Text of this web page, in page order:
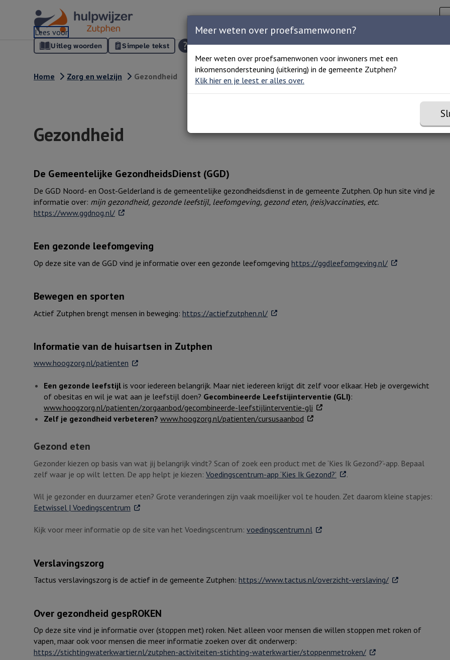
Lees voor
Uitleg woorden Simpele tekst
Zoeken
Home Zorg en welzijn Gezondheid
Gezondheid
De Gemeentelijke GezondheidsDienst (GGD)
De GGD Noord- en Oost-Gelderland is de gemeentelijke gezondheidsdienst in de gemeente Zutphen. Op hun site vind je
informatie over: mijn gezondheid, gezonde leefstijl, leefomgeving, gezond eten, (reis)vaccinaties, etc.
https://www.ggdnog.nl/. Externe link
Een gezonde leefomgeving
Op deze site van de GGD vind je informatie over een gezonde leefomgeving https://ggdleefomgeving.nl/. Externe link
Bewegen en sporten
Actief Zutphen brengt mensen in beweging: https://actiefzutphen.nl/. Externe link
Informatie van de huisartsen in Zutphen
www.hoogzorg.nl/patienten . Externe link
Een gezonde leefstijl is voor iedereen belangrijk. Maar niet iedereen krijgt dit zelf voor elkaar. Heb je overgewicht
of obesitas en wil je wat aan je leefstijl doen? Gecombineerde Leefstijinterventie (GLI):
www.hoogzorg.nl/patienten/zorgaanbod/gecombineerde-leefstijlinterventie-gli . Externe link
Zelf je gezondheid verbeteren? www.hoogzorg.nl/patienten/cursusaanbod . Externe link
Gezond eten
Gezonder kiezen op basis van wat jij belangrijk vindt? Scan of zoek een product met de ‘Kies Ik Gezond?’-app. Bepaal
zelf waar je op wilt letten. De app helpt je kiezen: Voedingscentrum-app ‘Kies Ik Gezond?’ . Externe link
.
Wil je gezonder en duurzamer eten? Grote veranderingen zijn vaak moeilijker vol te houden. Zet daarom kleine stapjes:
Eetwissel | Voedingscentrum . Externe link
Kijk voor meer informatie op de site van het Voedingscentrum: voedingscentrum.nl . Externe link
Verslavingszorg
Tactus verslavingszorg is de actief in de gemeente Zutphen: https://www.tactus.nl/overzicht-verslaving/. Externe link
Over gezondheid gespROKEN
Op deze site vind je informatie over (stoppen met) roken. Niet alleen voor mensen die willen stoppen met roken of
vapen, maar ook voor mensen die meer informatie zoeken over dit onderwerp:
https://stichtingwaterkwartier.nl/zutphen-activiteiten-stichting-waterkwartier/stoppenmetroken/. Externe link
Meer weten over proefsamenwonen?
Meer weten over proefsamenwonen voor inwoners met een
inkomensondersteuning (uitkering) in de gemeente Zutphen?
Klik hier en je leest er alles over.